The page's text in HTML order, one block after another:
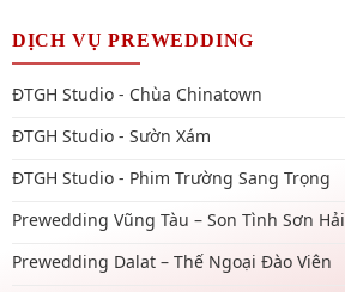
DỊCH VỤ PREWEDDING
ĐTGH Studio - Chùa Chinatown
ĐTGH Studio - Sườn Xám
ĐTGH Studio - Phim Trường Sang Trọng
Prewedding Vũng Tàu – Son Tình Sơn Hải
Prewedding Dalat – Thế Ngoại Đào Viên